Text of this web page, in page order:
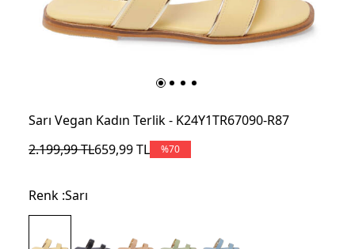
Sarı Vegan Kadın Terlik - K24Y1TR67090-R87
2.199,99TL659,99TL %70
Renk :Sarı